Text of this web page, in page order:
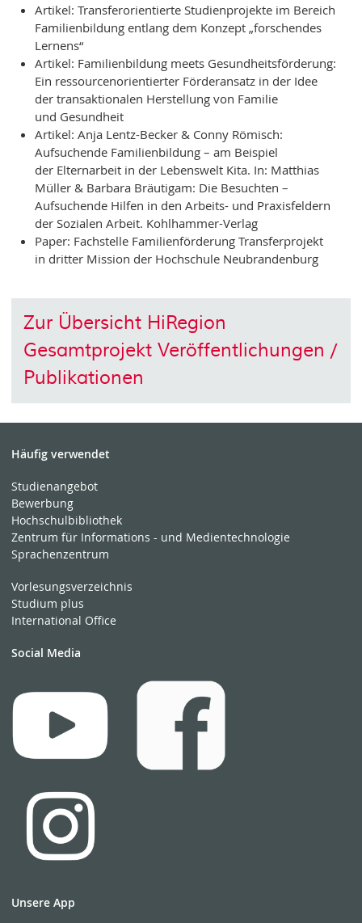
Artikel: Transferorientierte Studienprojekte im Bereich
Familienbildung entlang dem Konzept „forschendes
Lernens“
Artikel: Familienbildung meets Gesundheitsförderung:
Ein ressourcenorientierter Förderansatz in der Idee
der transaktionalen Herstellung von Familie
und Gesundheit
Artikel: Anja Lentz-Becker & Conny Römisch:
Aufsuchende Familienbildung – am Beispiel
der Elternarbeit in der Lebenswelt Kita. In: Matthias
Müller & Barbara Bräutigam: Die Besuchten –
Aufsuchende Hilfen in den Arbeits- und Praxisfeldern
der Sozialen Arbeit. Kohlhammer-Verlag
Paper: Fachstelle Familienförderung Transferprojekt
in dritter Mission der Hochschule Neubrandenburg
Zur Übersicht HiRegion
Gesamtprojekt Veröffentlichungen /
Publikationen
Häufig verwendet
Studienangebot
Bewerbung
Hochschulbibliothek
Zentrum für Informations - und Medientechnologie
Sprachenzentrum
Vorlesungsverzeichnis
Studium plus
International Office
Social Media
Unsere App